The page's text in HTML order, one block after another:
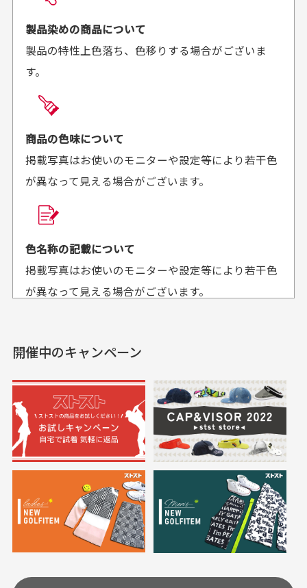
がとうございます。丁寧
に梱包されていて、商品
の状態も良好でした。気
があればよろしくお願い
来ました。またお願いし
セールかつポイント
も使えて、お得に購
入出来ました
セールかつポイントも使
満足です。
おります
欲しかったスカートが購
30代女性
高価なブルゾンがお
30代女性
いつも素敵な商品を
す
お届け希望日時をご指定頂けます。
ご注文時にご指定下さい。
商品の受け渡しは、ゆうパックでの配送のみとさせて
頂いております。
商品購入からどれくらいで発送してもらえます
か？
平日午前9時までのご注文で最短当日発送させて頂いて
せて頂いております。
送料はいくらかかりますか？
何点ご購入頂いた場合も全国一律で800円とさせて頂
いております。(1配送先につき)
また5,000円(税込)以上お買い物をして頂けた場合は送
※必ず１つのショッピングカートに複数商品を入れて
ご注文下さいませ。
定休日はありますか？
土.日.祝日は定休日となっております。
製品染めの商品について
製品の特性上色落ち、色移りする場合がございま
す。
商品の色味について
掲載写真はお使いのモニターや設定等により若干色
が異なって見える場合がございます。
色名称の記載について
掲載写真はお使いのモニターや設定等により若干色
が異なって見える場合がございます。
実寸サイズについて
一点一点手作業で計測しておりますので、若干の誤
差が生じる場合がございます。
においについて
ユーズド商品の特性故、メンテンスを行っておりま
すが、におい（煙草、香水、お香、古着特有の香
り、柔軟剤等)が付着している場合がございます。
開催中のキャンペーン